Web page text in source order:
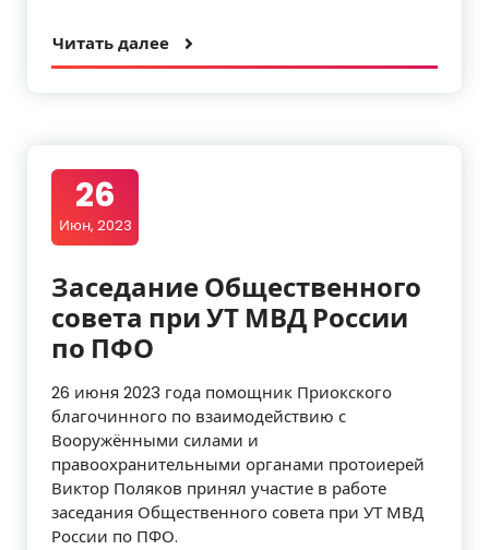
Читать далее
26
Июн, 2023
Заседание Общественного
совета при УТ МВД России
по ПФО
26 июня 2023 года помощник Приокского
благочинного по взаимодействию с
Вооружёнными силами и
правоохранительными органами протоиерей
Виктор Поляков принял участие в работе
заседания Общественного совета при УТ МВД
России по ПФО.